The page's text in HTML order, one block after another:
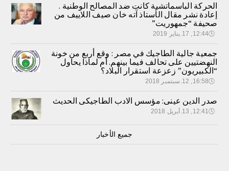
الحركة الباسماتشية كانت ضد المصالح الوطنية .
إعادة نشر مقال الأستاذ آته خان صيف اللاييف من
صحيفة “جمهوريت”
🕔12:44, 17.يناير 2019
جمعية جالية الطاجيك في مصر : وقع أربع من خونة
النهضتيين على تحالف فيما بينهم. أم لماذا يحاول
“الكبيريون” زعزعة استقرار البلاد؟
🕔16:58, 12.سبتمبر 2018
صدر الدين عينى: مؤسس الادب الطاجيكى الحديث
🕔12:41, 13.أبريل 2018
جميع الأخبار